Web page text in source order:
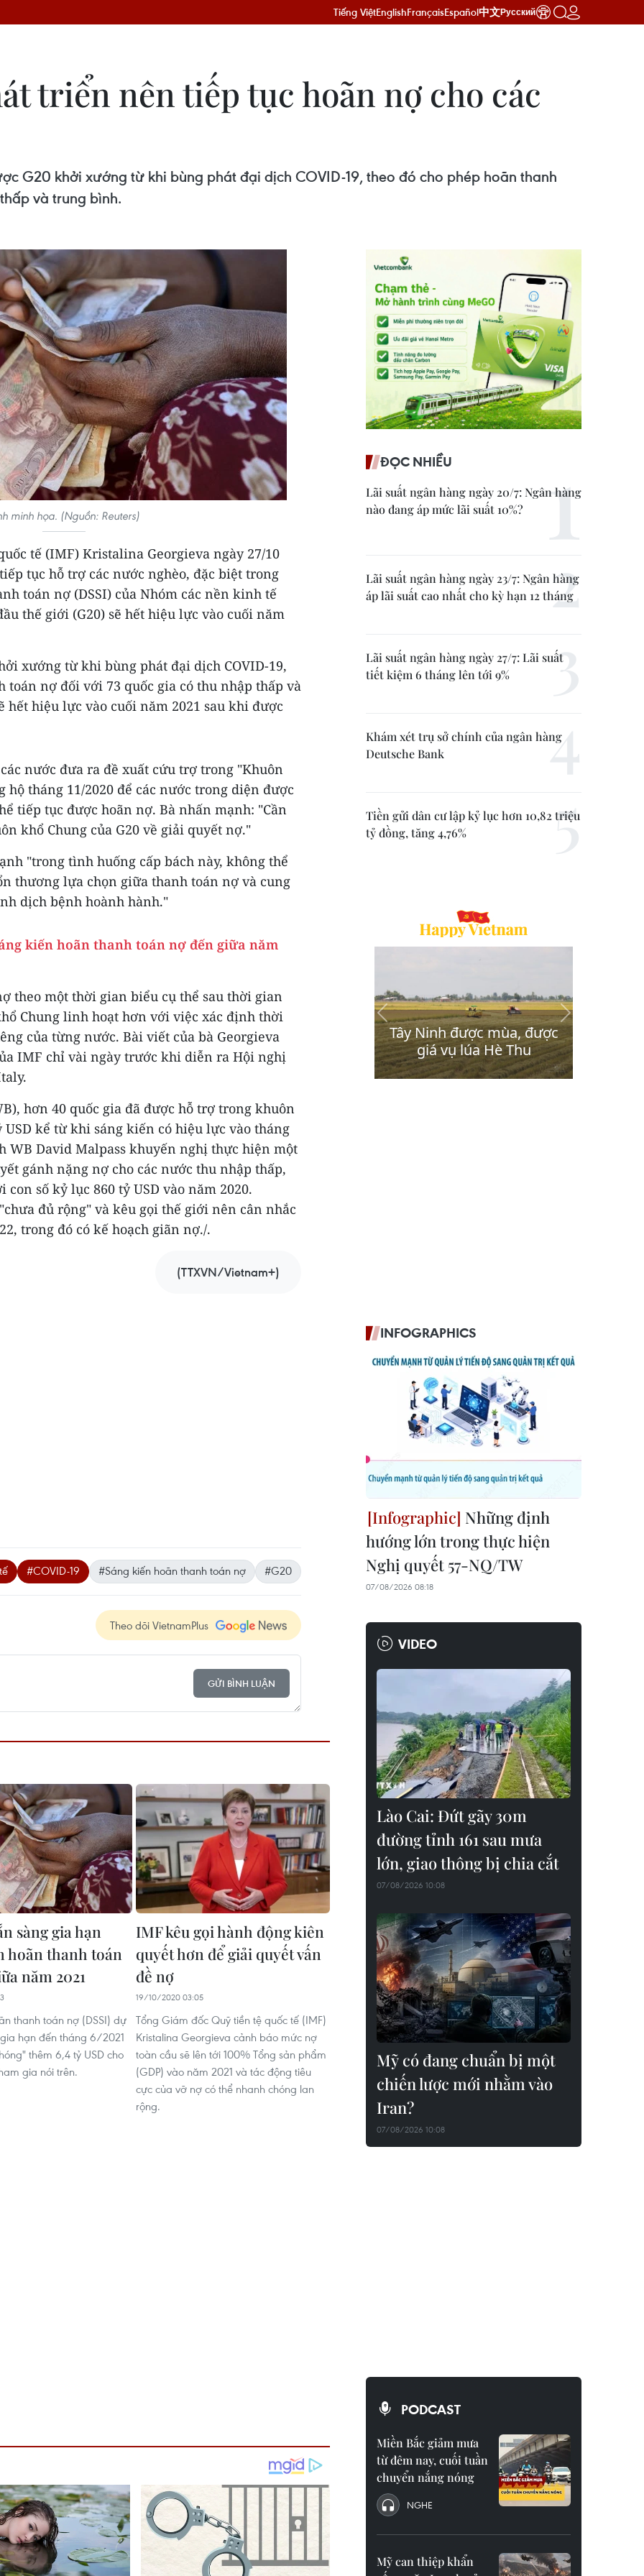
Tiếng ViệtEnglishFrançaisEspañol中文Русский
triển nên tiếp tục hoãn nợ cho các
G20 khởi xướng từ khi bùng phát đại dịch COVID-19, theo đó cho phép hoãn thanh
và trung bình.
minh họa. (Nguồn: Reuters)
tế (IMF) Kristalina Georgieva ngày 27/10
tục hỗ trợ các nước nghèo, đặc biệt trong
toán nợ (DSSI) của Nhóm các nền kinh tế
thế giới (G20) sẽ hết hiệu lực vào cuối năm
xướng từ khi bùng phát đại dịch COVID-19,
toán nợ đối với 73 quốc gia có thu nhập thấp và
hết hiệu lực vào cuối năm 2021 sau khi được
nước đưa ra đề xuất cứu trợ trong "Khuôn
hộ tháng 11/2020 để các nước trong diện được
tiếp tục được hoãn nợ. Bà nhấn mạnh: "Cần
khổ Chung của G20 về giải quyết nợ."
"trong tình huống cấp bách này, không thể
thương lựa chọn giữa thanh toán nợ và cung
dịch bệnh hoành hành."
kiến hoãn thanh toán nợ đến giữa năm
theo một thời gian biểu cụ thể sau thời gian
Chung linh hoạt hơn với việc xác định thời
của từng nước. Bài viết của bà Georgieva
IMF chỉ vài ngày trước khi diễn ra Hội nghị
hơn 40 quốc gia đã được hỗ trợ trong khuôn
kể từ khi sáng kiến có hiệu lực vào tháng
WB David Malpass khuyến nghị thực hiện một
gánh nặng nợ cho các nước thu nhập thấp,
số kỷ lục 860 tỷ USD vào năm 2020.
đủ rộng" và kêu gọi thế giới nên cân nhắc
trong đó có kế hoạch giãn nợ./.
(TTXVN/Vietnam+)
#COVID-19 #Sáng kiến hoãn thanh toán nợ #G20
Theo dõi VietnamPlus
GỬI BÌNH LUẬN
sàng gia hạn
hoãn thanh toán
năm 2021
thanh toán nợ (DSSI) dự
hạn đến tháng 6/2021
thêm 6,4 tỷ USD cho
gia nói trên.
IMF kêu gọi hành động kiên
quyết hơn để giải quyết vấn
đề nợ
19/10/2020 03:05
Tổng Giám đốc Quỹ tiền tệ quốc tế (IMF)
Kristalina Georgieva cảnh báo mức nợ
toàn cầu sẽ lên tới 100% Tổng sản phẩm
(GDP) vào năm 2021 và tác động tiêu
cực của vỡ nợ có thể nhanh chóng lan
rộng.
ĐỌC NHIỀU
Lãi suất ngân hàng ngày 20/7: Ngân hàng
nào đang áp mức lãi suất 10%?
Lãi suất ngân hàng ngày 23/7: Ngân hàng
áp lãi suất cao nhất cho kỳ hạn 12 tháng
Lãi suất ngân hàng ngày 27/7: Lãi suất
tiết kiệm 6 tháng lên tới 9%
Khám xét trụ sở chính của ngân hàng
Deutsche Bank
Tiền gửi dân cư lập kỷ lục hơn 10,82 triệu
tỷ đồng, tăng 4,76%
INFOGRAPHICS
Những định
hướng lớn trong thực hiện
Nghị quyết 57-NQ/TW
07/08/2026 08:18
VIDEO
Lào Cai: Đứt gãy 30m
đường tỉnh 161 sau mưa
lớn, giao thông bị chia cắt
07/08/2026 10:08
Mỹ có đang chuẩn bị một
chiến lược mới nhằm vào
Iran?
07/08/2026 10:08
PODCAST
Miền Bắc giảm mưa
từ đêm nay, cuối tuần
chuyển nắng nóng
NGHE
Mỹ can thiệp khẩn